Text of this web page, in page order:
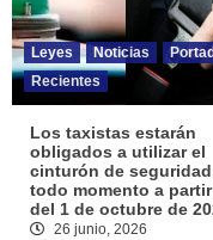
Leyes Noticias
Recientes
Los taxistas estarán
obligados a utilizar el
cinturón de
todo momento a partir
del 1 de octubre de
26 junio, 2026